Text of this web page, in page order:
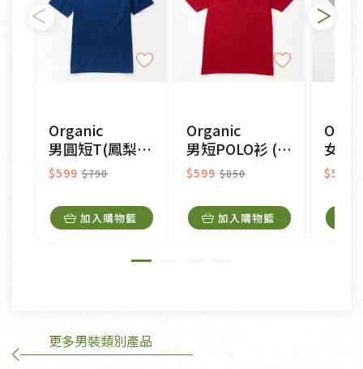
不適用七天鑑賞期商品：
以數位或電磁紀錄形式儲存之商品、易於變質或損壞
接受原片換新。
衣飾鞋類-如T恤，如於送達後水洗或污損者。
美容保養用品、內衣褲、襪子、口罩等私人消耗性產
內衣褲、襪子、口罩個人衛生用品除商品本身有瑕疵
外,依據《通訊交易解除權合理例外情事適用準
訂購手抄稿退貨需知：
Organic
男圓短T(鳳梨涼感)(深藍)
$599 $790
加入購物籃
Organic
男短POLO衫 (鳳梨涼感)(紅色)
$599 $850
加入購物籃
女短POLO
$599
更多男裝類別產品